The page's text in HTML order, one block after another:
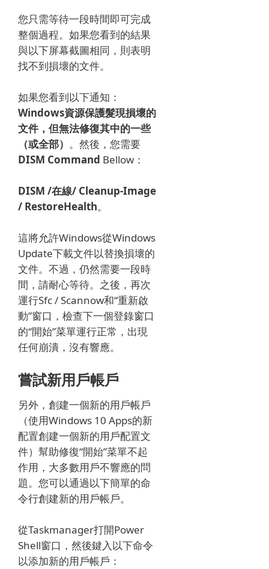
您只需等待一段時間即可完成
整個過程。 如果您看到的結果
與以下屏幕截圖相同，則表明
找不到損壞的文件。
如果您看到以下通知：
Windows資源保護髮現損壞的
文件，但無法修復其中的一些
（或全部） 。 然後，您需要
DISM Command Bellow：
DISM /在線/ Cleanup-Image
/ RestoreHealth。
這將允許Windows從Windows
Update下載文件以替換損壞的
文件。 不過，仍然需要一段時
間，請耐心等待。 之後，再次
運行Sfc / Scannow和“重新啟
動”窗口，檢查下一個登錄窗口
的“開始”菜單運行正常，出現
任何崩潰，沒有響應。
嘗試新用戶帳戶
另外，創建一個新的用戶帳戶
（使用Windows 10 Apps的新
配置創建一個新的用戶配置文
件）幫助修復“開始”菜單不起
作用，大多數用戶不響應的問
題。 您可以通過以下簡單的命
令行創建新的用戶帳戶。
從Taskmanager打開Power
Shell窗口，然後鍵入以下命令
以添加新的用戶帳戶：